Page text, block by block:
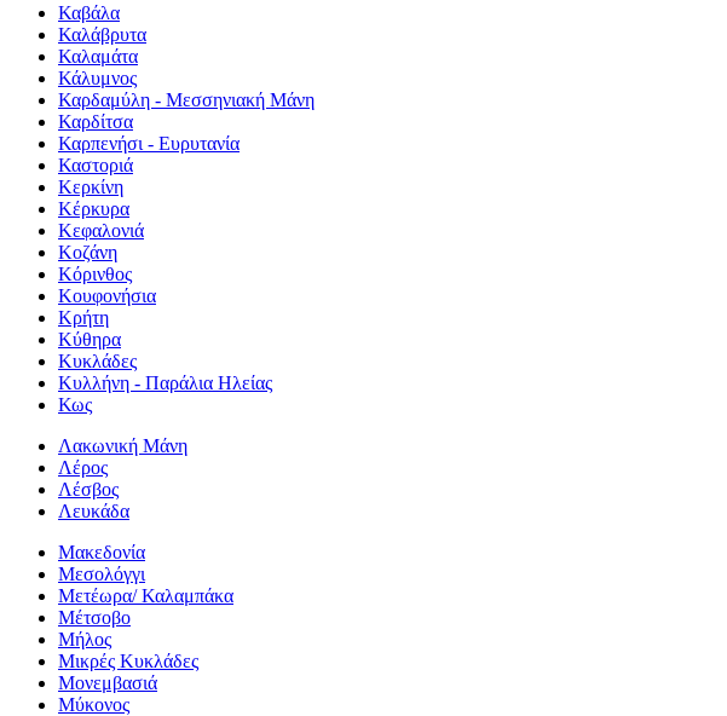
Καβάλα
Καλάβρυτα
Καλαμάτα
Κάλυμνος
Καρδαμύλη - Μεσσηνιακή Μάνη
Καρδίτσα
Καρπενήσι - Ευρυτανία
Καστοριά
Κερκίνη
Κέρκυρα
Κεφαλονιά
Κοζάνη
Κόρινθος
Κουφονήσια
Κρήτη
Κύθηρα
Κυκλάδες
Κυλλήνη - Παράλια Ηλείας
Κως
Λακωνική Μάνη
Λέρος
Λέσβος
Λευκάδα
Μακεδονία
Μεσολόγγι
Μετέωρα/ Καλαμπάκα
Μέτσοβο
Μήλος
Μικρές Κυκλάδες
Μονεμβασιά
Μύκονος